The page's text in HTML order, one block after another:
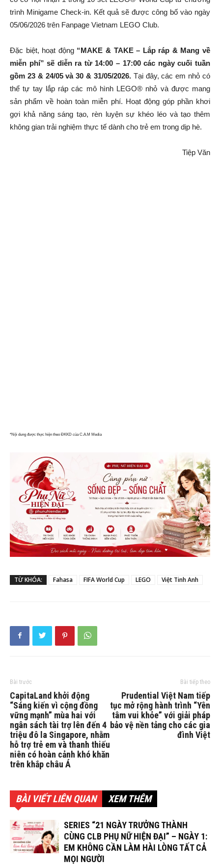
trình Minigame Check-in. Kết quả sẽ được công bố vào ngày
05/06/2026 trên Fanpage Vietnam LEGO Club.
Đặc biệt, hoạt động “MAKE & TAKE – Lắp ráp & Mang về
miễn phí” sẽ diễn ra từ 14:00 – 17:00 các ngày cuối tuần
gồm 23 & 24/05 và 30 & 31/05/2026.Tại đây, các em nhỏ có
thể tự tay lắp ráp các mô hình LEGO® nhỏ và được mang
sản phẩm về hoàn toàn miễn phí. Hoạt động góp phần khơi
gợi khả năng sáng tạo, rèn luyện sự khéo léo và tạo thêm
không gian trải nghiệm thực tế dành cho trẻ em trong dịp hè.
Tiệp Văn
*Nội dung được thực hiện theo ĐKKD của C.A.M Media
TỪ KHÓA: Fahasa FIFA World Cup LEGO Việt Tinh Anh
Bài trước
CapitaLand khởi động
“Sáng kiến vì cộng đồng
vững mạnh” mùa hai với
ngân sách tài trợ lên đến 4
triệu đô la Singapore, nhằm
hỗ trợ trẻ em và thanh thiếu
niên có hoàn cảnh khó khăn
trên khắp châu Á
Bài tiếp theo
Prudential Việt Nam tiếp
tục mở rộng hành trình “Yên
tâm vui khỏe” với giải pháp
bảo vệ nền tảng cho các gia
đình Việt
BÀI VIẾT LIÊN QUAN XEM THÊM
SERIES “21 NGÀY TRƯỞNG THÀNH
CÙNG CLB PHỤ NỮ HIỆN ĐẠI” – NGÀY 1:
EM KHÔNG CẦN LÀM HÀI LÒNG TẤT CẢ
MỌI NGƯỜI